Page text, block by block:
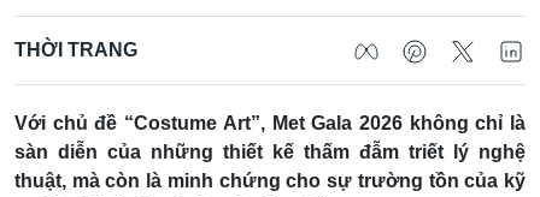
THỜI TRANG
Với chủ đề “Costume Art”, Met Gala 2026 không chỉ là
sàn diễn của những thiết kế thấm đẫm triết lý nghệ
thuật, mà còn là minh chứng cho sự trường tồn của kỹ